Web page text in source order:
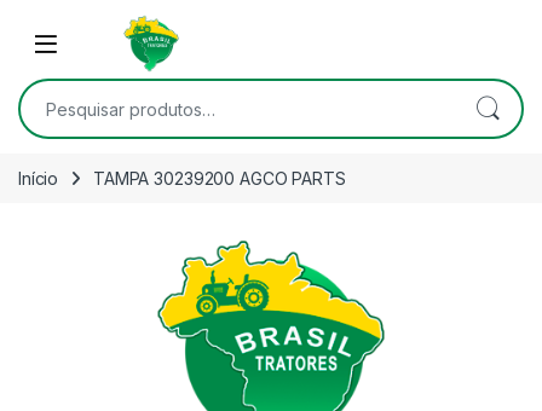
Skip to navigation
Open
Pesquisar por:
Início TAMPA 30239200 AGCO PARTS